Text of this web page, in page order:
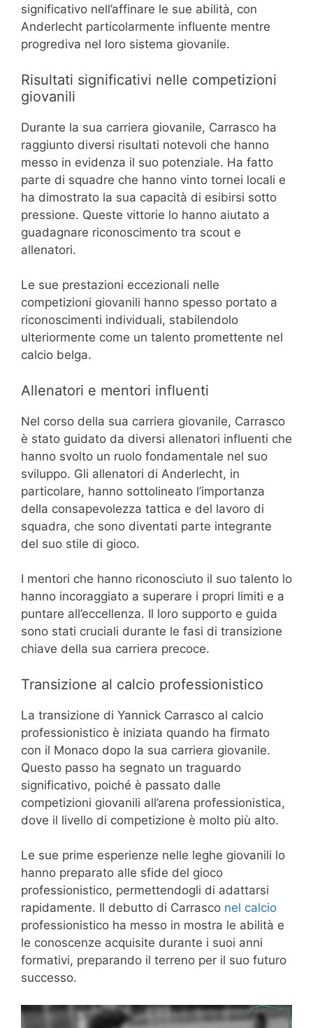
significativo nell’affinare le sue abilità, con
Anderlecht particolarmente influente mentre
progrediva nel loro sistema giovanile.
Risultati significativi nelle competizioni
giovanili
Durante la sua carriera giovanile, Carrasco ha
raggiunto diversi risultati notevoli che hanno
messo in evidenza il suo potenziale. Ha fatto
parte di squadre che hanno vinto tornei locali e
ha dimostrato la sua capacità di esibirsi sotto
pressione. Queste vittorie lo hanno aiutato a
guadagnare riconoscimento tra scout e
allenatori.
Le sue prestazioni eccezionali nelle
competizioni giovanili hanno spesso portato a
riconoscimenti individuali, stabilendolo
ulteriormente come un talento promettente nel
calcio belga.
Allenatori e mentori influenti
Nel corso della sua carriera giovanile, Carrasco
è stato guidato da diversi allenatori influenti che
hanno svolto un ruolo fondamentale nel suo
sviluppo. Gli allenatori di Anderlecht, in
particolare, hanno sottolineato l’importanza
della consapevolezza tattica e del lavoro di
squadra, che sono diventati parte integrante
del suo stile di gioco.
I mentori che hanno riconosciuto il suo talento lo
hanno incoraggiato a superare i propri limiti e a
puntare all’eccellenza. Il loro supporto e guida
sono stati cruciali durante le fasi di transizione
chiave della sua carriera precoce.
Transizione al calcio professionistico
La transizione di Yannick Carrasco al calcio
professionistico è iniziata quando ha firmato
con il Monaco dopo la sua carriera giovanile.
Questo passo ha segnato un traguardo
significativo, poiché è passato dalle
competizioni giovanili all’arena professionistica,
dove il livello di competizione è molto più alto.
Le sue prime esperienze nelle leghe giovanili lo
hanno preparato alle sfide del gioco
professionistico, permettendogli di adattarsi
rapidamente. Il debutto di Carrasco nel calcio
professionistico ha messo in mostra le abilità e
le conoscenze acquisite durante i suoi anni
formativi, preparando il terreno per il suo futuro
successo.